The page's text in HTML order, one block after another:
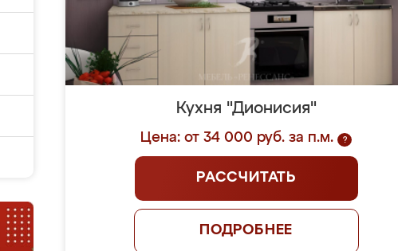
Кухня "Дионисия"
Цена: от 34 000 руб. за п.м. ?
РАССЧИТАТЬ
ПОДРОБНЕЕ